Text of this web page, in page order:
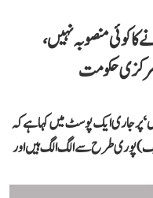
کا کوئی منصوبہ نہیں،
مرکزی حکومت
پر جاری ایک پوسٹ میں کہا ہے کہ
پوری طرح سے الگ الگ ہیں اور